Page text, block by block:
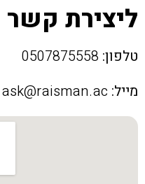
ליצירת קשר
טלפון:
מייל: ask@raisman.ac